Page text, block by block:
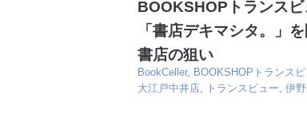
BOOKSHOPトランス
「書店デキマシタ。」
書店の狙い
BookCeller, BOOKSHOPトランス
大江戸中井店, トランスビュー, 伊